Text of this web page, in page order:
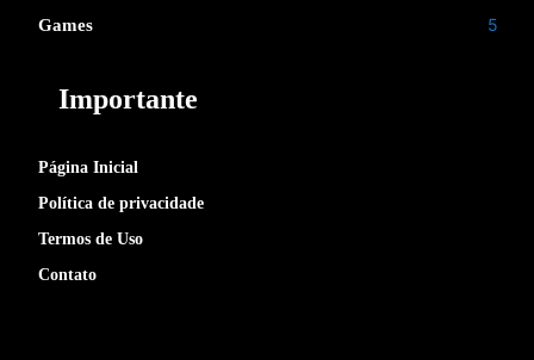
Games 5
Importante
Página Inicial
Política de privacidade
Termos de Uso
Contato